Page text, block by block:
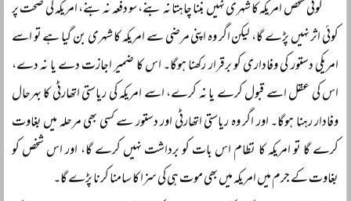
کوئی شخص امریکہ کا شہری نہیں بننا چاہتا نہ بنے، سو دفعہ نہ بنے، امریکہ کی صحت پر
کوئی اثر نہیں پڑے گا، لیکن اگر وہ اپنی مرضی سے امریکہ کا شہری بن گیا ہے تو اسے
امریکی دستور کی وفاداری کو برقرار رکھنا ہوگا۔ اس کا ضمیر اجازت دے یا نہ دے،
اس کی عقل اسے قبول کرے یا نہ کرے، اسے امریکہ کی ریاستی اتھارٹی کا بہرحال
وفادار رہنا ہوگا۔ اور اگر وہ ریاستی اتھارٹی اور دستور سے کسی بھی مرحلہ میں بغاوت
کرے گا تو امریکہ کا نظام اس بات کو برداشت نہیں کرے گا، اور اس شخص کو
بغاوت کے جرم میں امریکہ میں بھی موت ہی کی سزا کا سامنا کرنا پڑے گا۔